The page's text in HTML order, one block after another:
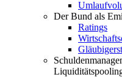
Der Bund als
Ratings